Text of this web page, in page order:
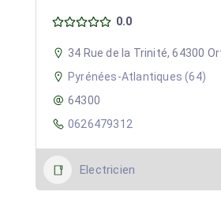
0.0
34 Rue de la Trinité, 64300
Pyrénées-Atlantiques (64)
64300
0626479312
Electricien